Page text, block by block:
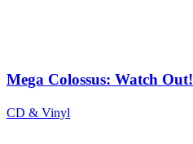
Mega Colossus: Watch Out!
CD & Vinyl